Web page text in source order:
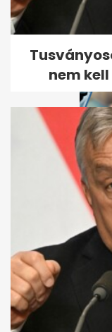
A
nem